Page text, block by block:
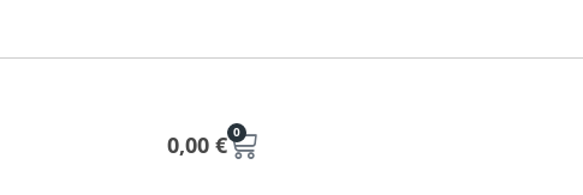
0,00 € 0